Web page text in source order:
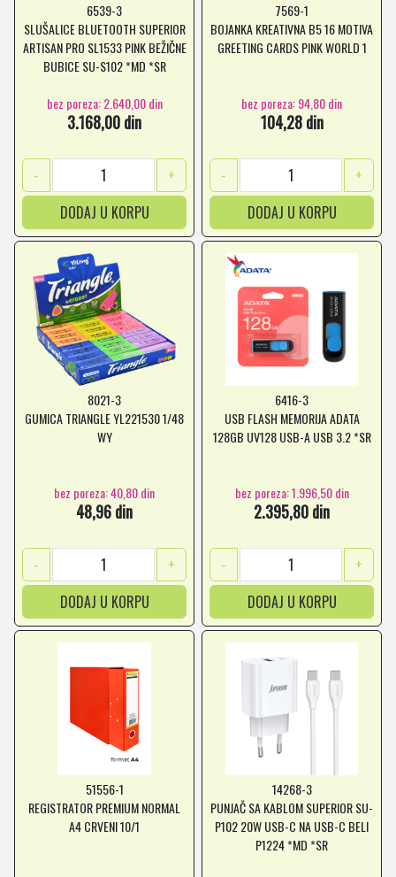
6539-3
SLUŠALICE BLUETOOTH SUPERIOR
ARTISAN PRO SL1533 PINK BEŽIČNE
BUBICE SU-S102 *MD *SR
bez poreza: 2.640,00 din
3.168,00 din
-
+
DODAJ U KORPU
7569-1
BOJANKA KREATIVNA B5 16 MOTIVA
GREETING CARDS PINK WORLD 1
bez poreza: 94,80 din
104,28 din
-
+
DODAJ U KORPU
8021-3
GUMICA TRIANGLE YL221530 1/48
WY
bez poreza: 40,80 din
48,96 din
-
+
DODAJ U KORPU
6416-3
USB FLASH MEMORIJA ADATA
128GB UV128 USB-A USB 3.2 *SR
bez poreza: 1.996,50 din
2.395,80 din
-
+
DODAJ U KORPU
51556-1
REGISTRATOR PREMIUM NORMAL
A4 CRVENI 10/1
14268-3
PUNJAČ SA KABLOM SUPERIOR SU-
P102 20W USB-C NA USB-C BELI
P1224 *MD *SR